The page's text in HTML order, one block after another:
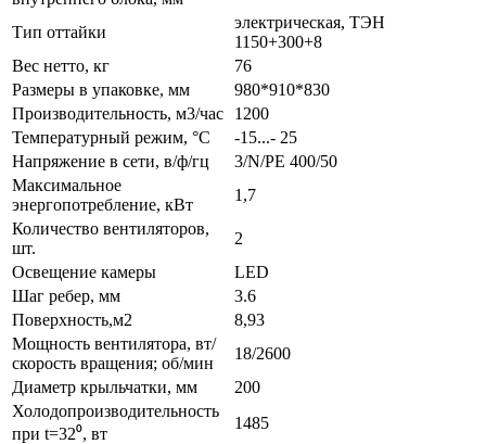
Тип оттайки
электрическая, ТЭН
1150+300+8
Вес нетто, кг
76
Размеры в упаковке, мм
980*910*830
Производительность, м3/час
1200
Температурный режим, °С
-15...- 25
Напряжение в сети, в/ф/гц
3/N/PE 400/50
Maксимальное
энергопотребление, кВт
1,7
Количество вентиляторов,
шт.
2
Освещение камеры
LED
Шаг ребер, мм
3.6
Поверхность,м2
8,93
Мощность вентилятора, вт/
скорость вращения; об/мин
18/2600
Диаметр крыльчатки, мм
200
Холодопроизводительность
при t=32⁰, вт
1485